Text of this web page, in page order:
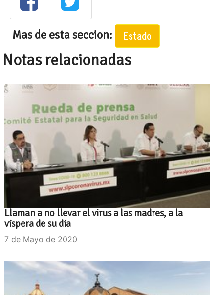
Mas de esta seccion: Estado
Notas relacionadas
Llaman a no llevar el virus a las madres, a la
víspera de su día
7 de Mayo de 2020